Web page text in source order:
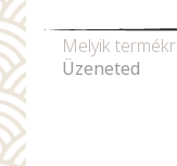
Melyik